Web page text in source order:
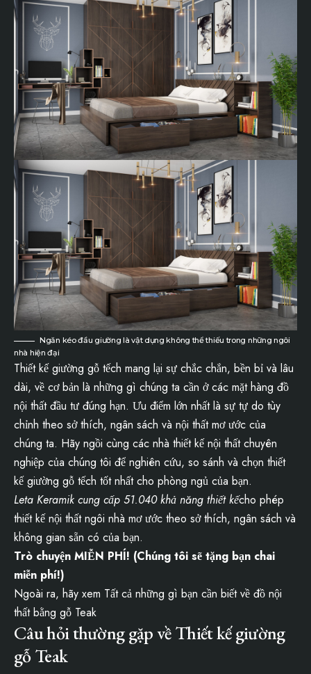
Ngăn kéo đầu giường là vật dụng không thể thiếu trong những ngôi
nhà hiện đại
Thiết kế giường gỗ tếch mang lại sự chắc chắn, bền bỉ và lâu
dài, về cơ bản là những gì chúng ta cần ở các mặt hàng đồ
nội thất đầu tư đúng hạn. Ưu điểm lớn nhất là sự tự do tùy
chỉnh theo sở thích, ngân sách và nội thất mơ ước của
chúng ta. Hãy ngồi cùng các nhà thiết kế nội thất chuyên
nghiệp của chúng tôi để nghiên cứu, so sánh và chọn thiết
kế giường gỗ tếch tốt nhất cho phòng ngủ của bạn.
Leta Keramik cung cấp 51.040 khả năng thiết kếcho phép
thiết kế nội thất ngôi nhà mơ ước theo sở thích, ngân sách và
không gian sẵn có của bạn.
Trò chuyện MIỄN PHÍ! (Chúng tôi sẽ tặng bạn chai
miễn phí!)
Ngoài ra, hãy xem Tất cả những gì bạn cần biết về đồ nội
thất bằng gỗ Teak
Câu hỏi thường gặp về Thiết kế giường
gỗ Teak